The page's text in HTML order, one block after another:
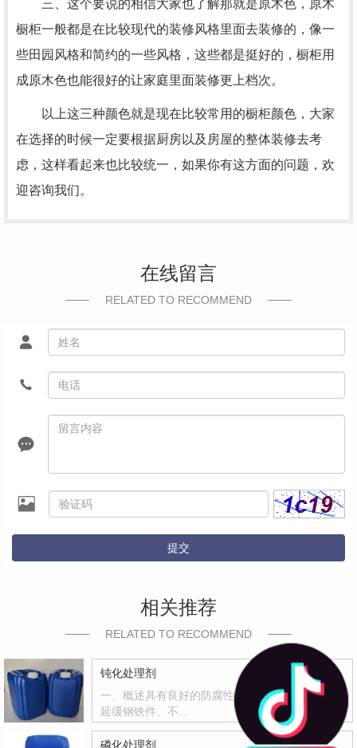
三、这个要说的相信大家也了解那就是原木色，原木
橱柜一般都是在比较现代的装修风格里面去装修的，像一
些田园风格和简约的一些风格，这些都是挺好的，橱柜用
成原木色也能很好的让家庭里面装修更上档次。
以上这三种颜色就是现在比较常用的橱柜颜色，大家
在选择的时候一定要根据厨房以及房屋的整体装修去考
虑，这样看起来也比较统一，如果你有这方面的问题，欢
迎咨询我们。
在线留言
RELATED TO RECOMMEND
提交
相关推荐
RELATED TO RECOMMEND
钝化处理剂
一、概述具有良好的防腐性和封闭能力，有效地
延缓钢铁件、不…
磷化处理剂